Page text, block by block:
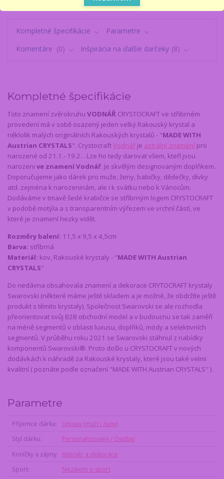
Kompletné špecifikácie
Parametre
Komentáre
0 Inšpirácia na ďalšie darčeky 8
Kompletné špecifikácie
Toto znamení zvěrokruhu VODNÁŘ CRYSTOCRAFT ve střibrném
provedení má v sobě osazený jeden velký Rakouský krystal a
něklolik malých originálních Rakouských krystalů - "MADE WITH
Austrian CRYSTALS". CrystocraftVodnář je astrální znamení pro
narozené od 21.1.- 19.2. . Lze ho tedy darovat všem, kteří jsou
narozeni ve znamení Vodnář. Je skvělým designovaným doplňkem.
Doporučujeme jako dárek pro muže, ženy, babičky, dědečky, dívky
atd. zejména k narozeninám, ale i k svátku nebo k Vánocům.
Dodáváme v tmavě šedé krabičce se stříbrným logem CRYSTOCRAFT
v podobě motýla a s transparentním výřezem ve vrchní částí, ve
které je znamení hezky vidět.
Rozměry balení: 11,5 x 9,5 x 4,5cm
Barva: stříbrná
Materiál: kov, Rakouské krystaly - "MADE WITH Austrian
CRYSTALS"
Do nedávna obsahovala znamení a dekorace CRYTOCRAFT krystaly
Swarovski (některé máme ještě skladem a je možné, že obdržíte ještě
produkt s těmito krystaly). Společnost Swarovski se ale rozhodla
přeorientovat svůj B2B obchodní model a v budoucnu se tak zaměří
na méně segmentů v oblasti luxusu, doplňků, módy a selektivních
segmentů. V průběhu roku 2021 se Swarovski stáhnul z nabídky
komponentů Swarovski®. Proto došlo u CRYSTOCRAFT v nových
dodávkách k náhradě za Rakouské krystaly, které jsou také velmi
kvalitní ( poznáte podle označení "MADE WITH Austrian CRYSTALS" ) .
Parametre
Příjemce dárku
Unisex (muži i ženy)
Styl dárku
Personalizovaný / Osobní
Koníčky a zájmy
Interiér a dekorace
Sport
Nezájem o sport